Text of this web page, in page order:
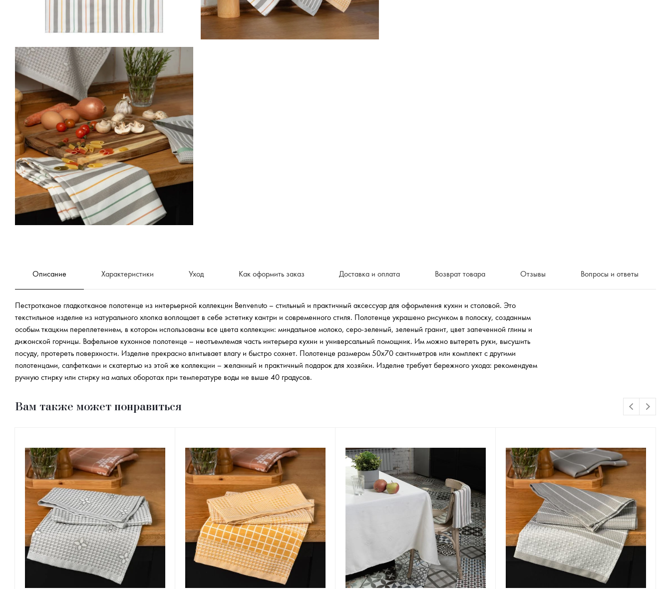
Описание Характеристики Уход Как оформить заказ Доставка и оплата Возврат товара Отзывы Вопросы и ответы
Пестротканое гладкотканое полотенце из интерьерной коллекции Benvenuto – стильный и практичный аксессуар для оформления кухни и столовой. Это
текстильное изделие из натурального хлопка воплощает в себе эстетику кантри и современного стиля. Полотенце украшено рисунком в полоску, созданным
особым ткацким переплетением, в котором использованы все цвета коллекции: миндальное молоко, серо-зеленый, зеленый гранит, цвет запеченной глины и
дижонской горчицы. Вафельное кухонное полотенце – неотъемлемая часть интерьера кухни и универсальный помощник. Им можно вытереть руки, высушить
посуду, протереть поверхности. Изделие прекрасно впитывает влагу и быстро сохнет. Полотенце размером 50х70 сантиметров или комплект с другими
полотенцами, салфетками и скатертью из этой же коллекции – желанный и практичный подарок для хозяйки. Изделие требует бережного ухода: рекомендуем
ручную стирку или стирку на малых оборотах при температуре воды не выше 40 градусов.
Вам также может понравиться